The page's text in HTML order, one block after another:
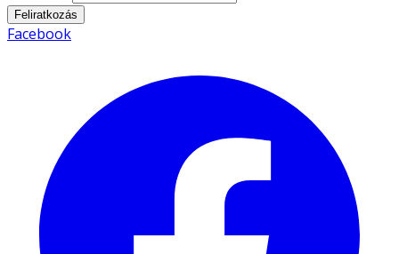
Feliratkozás
Facebook